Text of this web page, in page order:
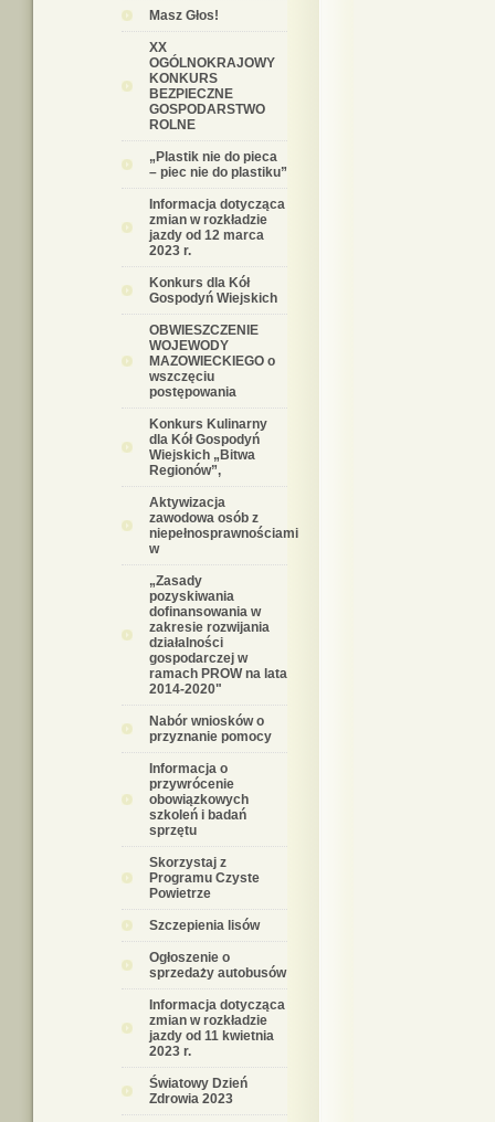
Masz Głos!
XX
OGÓLNOKRAJOWY
KONKURS
BEZPIECZNE
GOSPODARSTWO
ROLNE
„Plastik nie do pieca
– piec nie do plastiku”
Informacja dotycząca
zmian w rozkładzie
jazdy od 12 marca
2023 r.
Konkurs dla Kół
Gospodyń Wiejskich
OBWIESZCZENIE
WOJEWODY
MAZOWIECKIEGO o
wszczęciu
postępowania
Konkurs Kulinarny
dla Kół Gospodyń
Wiejskich „Bitwa
Regionów”,
Aktywizacja
zawodowa osób z
niepełnosprawnościami
w
„Zasady
pozyskiwania
dofinansowania w
zakresie rozwijania
działalności
gospodarczej w
ramach PROW na lata
2014-2020"
Nabór wniosków o
przyznanie pomocy
Informacja o
przywrócenie
obowiązkowych
szkoleń i badań
sprzętu
Skorzystaj z
Programu Czyste
Powietrze
Szczepienia lisów
Ogłoszenie o
sprzedaży autobusów
Informacja dotycząca
zmian w rozkładzie
jazdy od 11 kwietnia
2023 r.
Światowy Dzień
Zdrowia 2023